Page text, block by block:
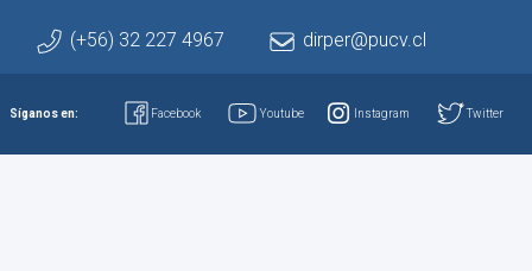
(+56) 32 227 4967 dirper@pucv.cl
Síganos en: Facebook Youtube Instagram Twitter